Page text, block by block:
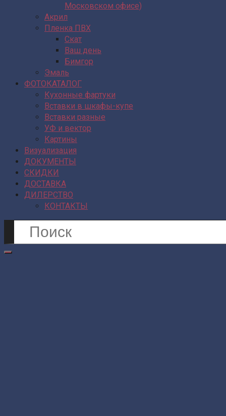
Московском офисе)
Акрил
Пленка ПВХ
Скат
Ваш день
Бимгор
Эмаль
ФОТОКАТАЛОГ
Кухонные фартуки
Вставки в шкафы-купе
Вставки разные
УФ и вектор
Картины
Визуализация
ДОКУМЕНТЫ
СКИДКИ
ДОСТАВКА
ДИЛЕРСТВО
КОНТАКТЫ